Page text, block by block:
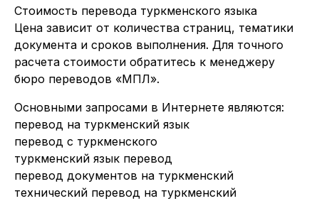
Стоимость перевода туркменского языка
Цена зависит от количества страниц, тематики
документа и сроков выполнения. Для точного
расчета стоимости обратитесь к менеджеру
бюро переводов «МПЛ».
Основными запросами в Интернете являются:
перевод на туркменский язык
перевод с туркменского
туркменский язык перевод
перевод документов на туркменский
технический перевод на туркменский